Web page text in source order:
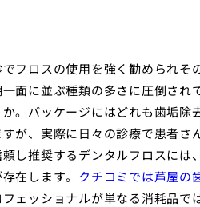
フロスの使用を強く勧められそ
面に並ぶ種類の多さに圧倒され
。パッケージにはどれも歯垢除
が、実際に日々の診療で患者さ
し推奨するデンタルフロスには
在します。 クチコミでは芦屋の
フェッショナルが単なる消耗品で